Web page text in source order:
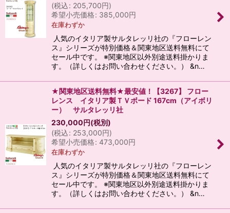
(税込: 205,700円)
希望小売価格: 385,000円
在庫わずか
人気のイタリア製サルタレッリ社の『フローレン
ス』シリーズが特別価格＆関東地区送料無料にて
セール中です。 ※関東地区以外別途送料掛かりま
す。（詳しくはお問い合わせください。） &n…
★関東地区送料無料★最安値！【3267】 フロー
レンス イタリア製ＴＶボード 167cm（アイボリ
ー） サルタレッリ社
230,000円(税別)
(税込: 253,000円)
希望小売価格: 473,000円
在庫わずか
人気のイタリア製サルタレッリ社の『フローレン
ス』シリーズが特別価格＆関東地区送料無料にて
セール中です。 ※関東地区以外別途送料掛かりま
す。（詳しくはお問い合わせください。） &n…